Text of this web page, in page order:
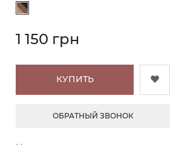
1 150 грн
КУПИТЬ
ОБРАТНЫЙ ЗВОНОК